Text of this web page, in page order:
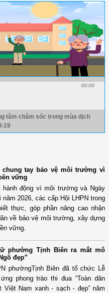
00:00
tâm chăm sóc trong mùa dịch
19
chung tay bảo vệ môi trường vì
vững
hành động vì môi trường và Ngày
2026, các cấp Hội LHPN trong
thực, góp phần nâng cao nhận
về bảo vệ môi trường, xây dựng
vững.
phường Tịnh Biên ra mắt mô
đẹp”
phườngTịnh Biên đã tổ chức Lễ
phong trào thi đua “Toàn dân
Nam xanh - sạch - đẹp” năm